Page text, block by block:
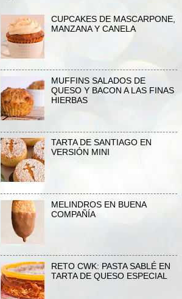
CUPCAKES DE MASCARPONE,
MANZANA Y CANELA
MUFFINS SALADOS DE
QUESO Y BACON A LAS FINAS
HIERBAS
TARTA DE SANTIAGO EN
VERSIÓN MINI
MELINDROS EN BUENA
COMPAÑÍA
RETO CWK: PASTA SABLÉ EN
TARTA DE QUESO ESPECIAL